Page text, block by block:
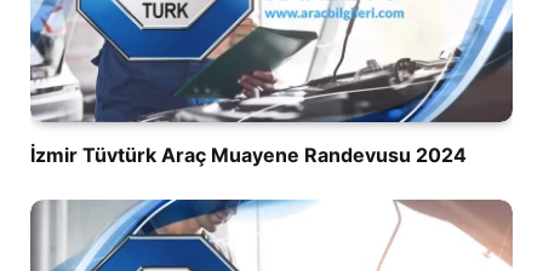
İzmir Tüvtürk Araç Muayene Randevusu 2024